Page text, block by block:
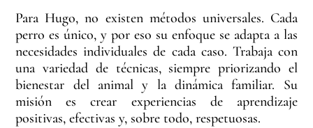
Para Hugo, no existen métodos universales. Cada
perro es único, y por eso su enfoque se adapta a las
necesidades individuales de cada caso. Trabaja con
una variedad de técnicas, siempre priorizando el
bienestar del animal y la dinámica familiar. Su
misión es crear experiencias de aprendizaje
positivas, efectivas y, sobre todo, respetuosas.